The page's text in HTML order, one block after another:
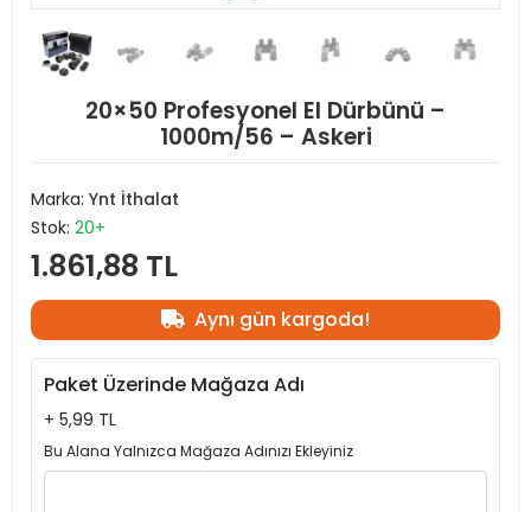
20×50 Profesyonel El Dürbünü –
1000m/56 – Askeri
Marka: Ynt İthalat
Stok: 20+
1.861,88 TL
Aynı gün kargoda!
Paket Üzerinde Mağaza Adı
+ 5,99 TL
Bu Alana Yalnızca Mağaza Adınızı Ekleyiniz